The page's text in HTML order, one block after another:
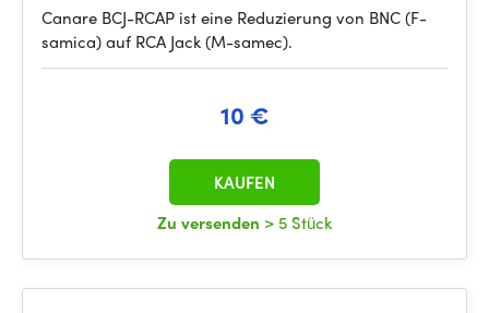
Canare BCJ-RCAP ist eine Reduzierung von BNC (F-
samica) auf RCA Jack (M-samec).
10 €
Zu versenden > 5 Stück
KAUFEN